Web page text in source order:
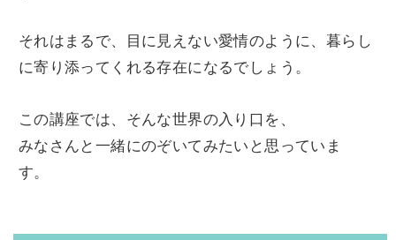
それはまるで、目に見えない愛情のように、暮らし
に寄り添ってくれる存在になるでしょう。
この講座では、そんな世界の入り口を、
みなさんと一緒にのぞいてみたいと思っていま
す。